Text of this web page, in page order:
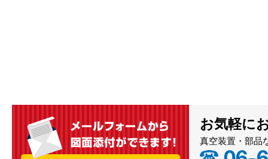
お気軽に
真空装置・部品